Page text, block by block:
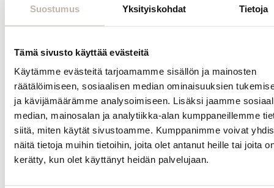
Suostumus Yksityiskohdat Tietoja
Tämä sivusto käyttää evästeitä
Käytämme evästeitä tarjoamamme sisällön ja mainosten
räätälöimiseen, sosiaalisen median ominaisuuksien
ja kävijämäärämme analysoimiseen. Lisäksi jaamme
median, mainosalan ja analytiikka-alan kumppaneillemme
siitä, miten käytät sivustoamme. Kumppanimme voivat
näitä tietoja muihin tietoihin, joita olet antanut heille tai joita
kerätty, kun olet käyttänyt heidän palvelujaan.
frivilliga
Håret kan
frägas med
direktfärger
samt tonande
balsam/
EN – 100% Remy
human hair
extensions with